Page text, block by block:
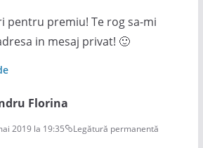
pentru premiu! Te rog sa-mi
in mesaj privat! 🙂
Florina
2019 la 19:35 Legătură permanentă